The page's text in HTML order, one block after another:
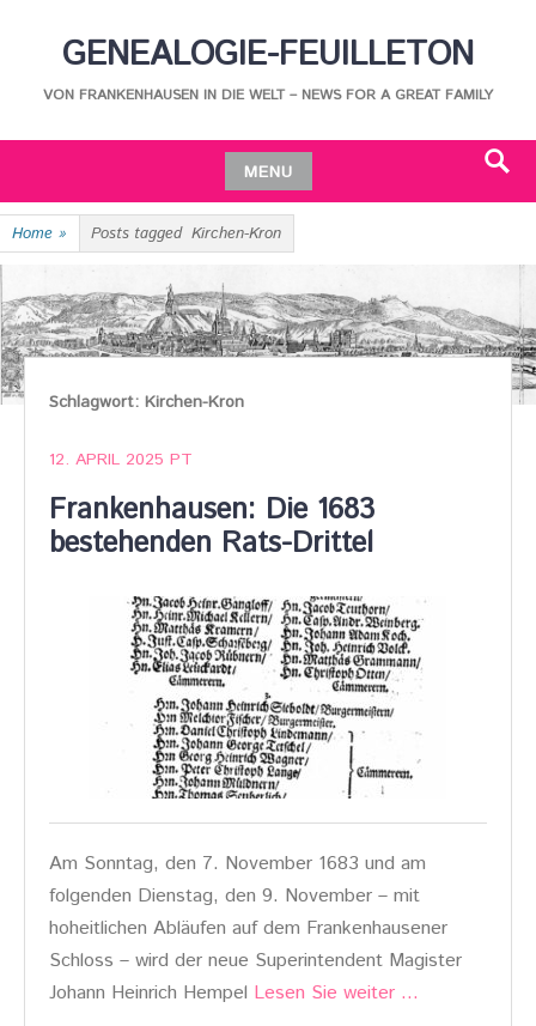
GENEALOGIE-FEUILLETON
VON FRANKENHAUSEN IN DIE WELT – NEWS FOR A GREAT FAMILY
MENU
Skip
to
Home » Posts tagged Kirchen-Kron
Schlagwort: Kirchen-Kron
12. APRIL 2025 PT
Frankenhausen: Die 1683
bestehenden Rats-Drittel
Am Sonntag, den 7. November 1683 und am
folgenden Dienstag, den 9. November – mit
hoheitlichen Abläufen auf dem Frankenhausener
Schloss – wird der neue Superintendent Magister
Johann Heinrich Hempel Lesen Sie weiter …